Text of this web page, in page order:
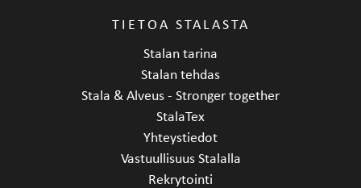
TIETOA STALASTA
Stalan tarina
Stalan tehdas
Stala & Alveus - Stronger together
StalaTex
Yhteystiedot
Vastuullisuus Stalalla
Rekrytointi